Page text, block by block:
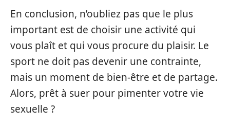
En conclusion, n’oubliez pas que le plus
important est de choisir une activité qui
vous plaît et qui vous procure du plaisir. Le
sport ne doit pas devenir une contrainte,
mais un moment de bien-être et de partage.
Alors, prêt à suer pour pimenter votre vie
sexuelle ?